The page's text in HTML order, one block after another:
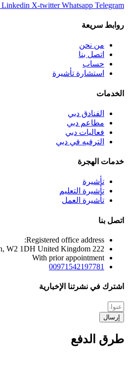
Linkedin X-twitter Whatsapp Telegram
روابط سريعة
من نحن
اتصل بنا
حساب
استشارة تأشيرة
الخدمات
الفنادق دبي
مطاعم دبي
فعاليات دبي
الترفيه في دبي
خدمات الهجرة
تأشيرة
تأشيرة التعليم
تأشيرة العمل
اتصل بنا
Registered office address:
222 Edgware Road, City of Westminster, London, W2 1DH United Kingdom
With prior appointment
00971542197781
اشترك في نشرتنا الإخبارية
إرسال
طرق الدفع